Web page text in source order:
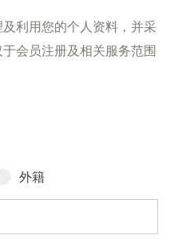
及利用您的个人资料，并采
会员注册及相关服务范围
外籍